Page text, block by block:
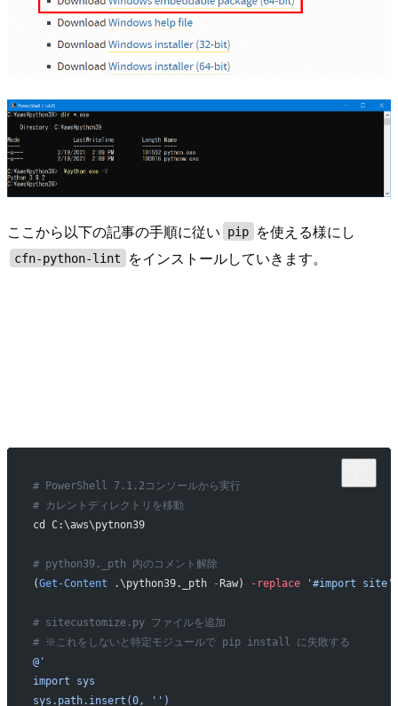
ここから以下の記事の手順に従い pip を使える様にし
cfn-python-lint をインストールしていきます。
# PowerShell 7.1.2コンソールから実行
# カレントディレクトリを移動
cd C:\aws\pytnon39
# python39._pth 内のコメント解除
(Get-Content .\python39._pth -Raw) -replace '#import site'
# sitecustomize.py ファイルを追加
# ※これをしないと特定モジュールで pip install に失敗する
@'
import sys
sys.path.insert(0, '')